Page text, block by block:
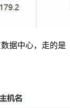
据中心，走的是